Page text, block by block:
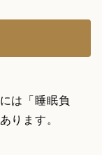
は「睡眠負
ります。